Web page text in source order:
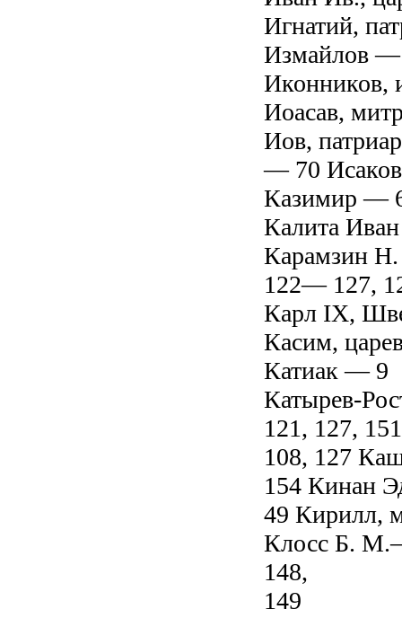
Игнатий,
Измайлов —
Иконников,
Иоасав,
Иов,
— 70
Казимир —
Калита
Карамзин
122— 127,
Карл IX,
Касим,
Катиак — 9
Катырев-
121, 127,
108, 127
154 Кинан
49 Кирилл,
Клосс Б.
148,
149